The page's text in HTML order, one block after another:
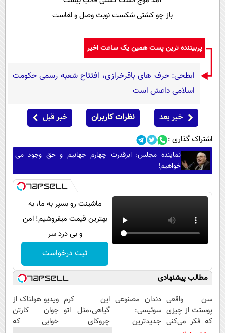
باز چو کشتی شکست نوبت وصل و لقاست
پربیننده ترین پست همین یک ساعت اخیر
ابطحی: حرف های باقرخرازی، افتتاح شعبه رسمی حکومت
اسلامی داعش است
خبر بعد نظرات کاربران خبر قبل
اشتراک گذاری :
نماینده مجلس: ابرقدرت چهارم جهانیم و حق وجود می
خواهیم!
ماشینت رو بسپر به ما، به
بهترین قیمت میفروشیم! امن
و بی درد سر
ثبت درخواست
مطالب پیشنهادی
سن واقعی
پوستت از چیزی
که فکر می‌کنی
دندان مصنوعی
سوئیسی:
جدیدترین
این کرم
گیاهی،مثل اتو
چروکای
ویدیو هولناک از
جوان کارتن
خوابی که